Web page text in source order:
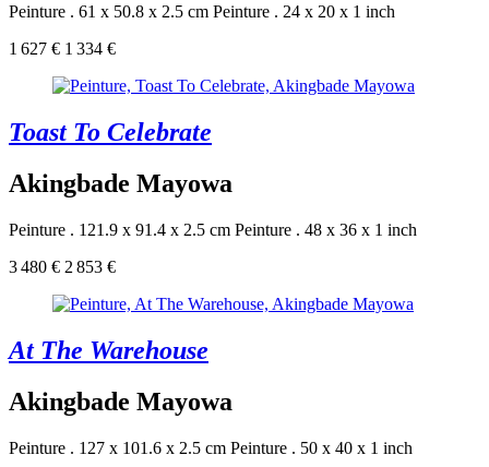
Peinture . 61 x 50.8 x 2.5 cm Peinture . 24 x 20 x 1 inch
1 627 € 1 334 €
Toast To Celebrate
Akingbade Mayowa
Peinture . 121.9 x 91.4 x 2.5 cm Peinture . 48 x 36 x 1 inch
3 480 € 2 853 €
At The Warehouse
Akingbade Mayowa
Peinture . 127 x 101.6 x 2.5 cm Peinture . 50 x 40 x 1 inch